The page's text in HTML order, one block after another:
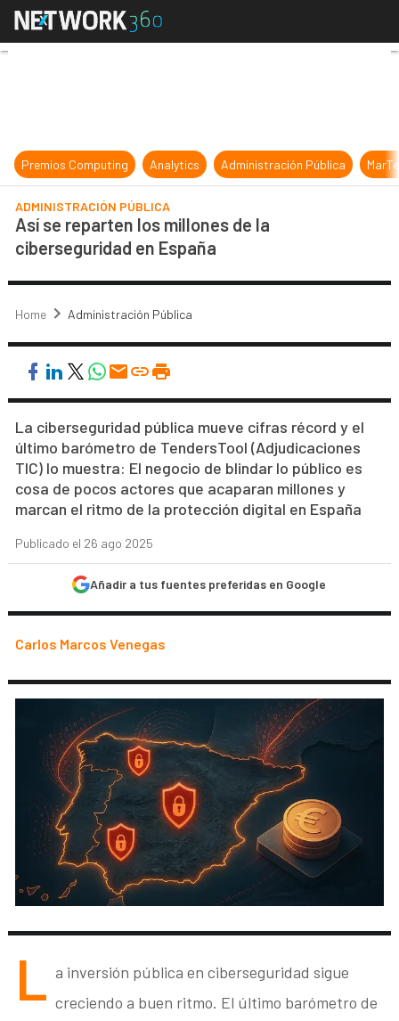
Así se reparten los millones de la
Premios Computing Analytics Administración Pública
ADMINISTRACIÓN PÚBLICA
Así se reparten los millones de la
ciberseguridad en España
Home Administración Pública
La ciberseguridad pública mueve cifras récord y el
último barómetro de TendersTool (Adjudicaciones
TIC) lo muestra: El negocio de blindar lo público es
cosa de pocos actores que acaparan millones y
marcan el ritmo de la protección digital en España
Publicado el 26 ago 2025
Añadir a tus fuentes preferidas en Google
Carlos Marcos Venegas
L a inversión pública en ciberseguridad sigue
creciendo a buen ritmo. El último barómetro de